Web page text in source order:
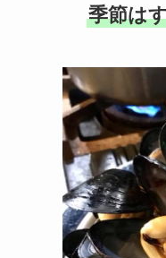
季節は